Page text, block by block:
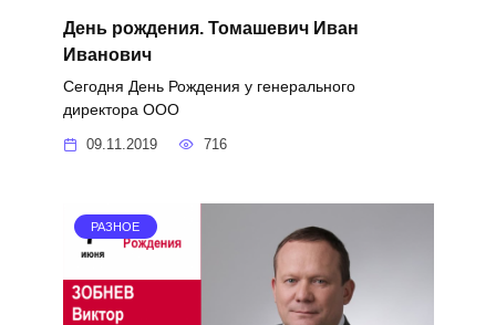
День рождения. Томашевич Иван
Иванович
Сегодня День Рождения у генерального
директора ООО
09.11.2019 716
РАЗНОЕ